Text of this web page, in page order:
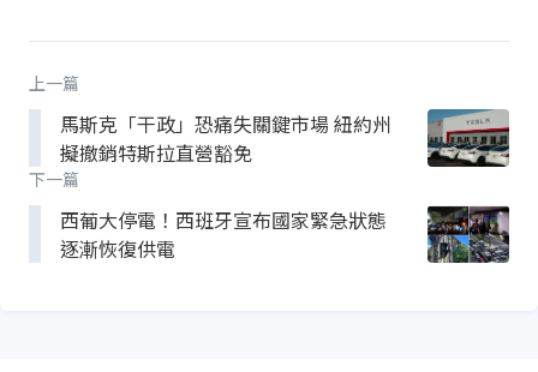
上一篇
馬斯克「干政」恐痛失關鍵市場 紐約州
擬撤銷特斯拉直營豁免
下一篇
西葡大停電！西班牙宣布國家緊急狀態
逐漸恢復供電